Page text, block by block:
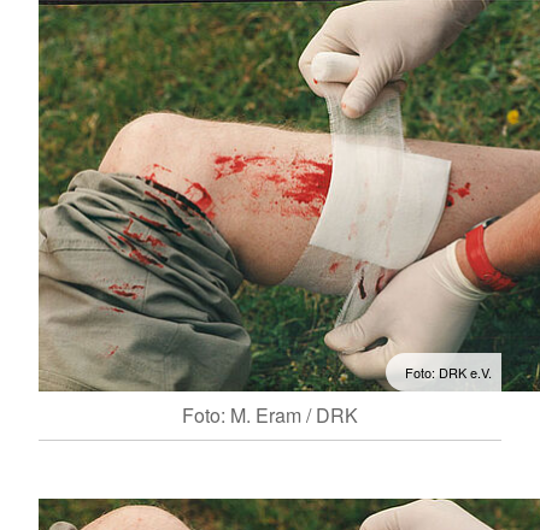
Foto: DRK e.V.
Foto: M. Eram / DRK